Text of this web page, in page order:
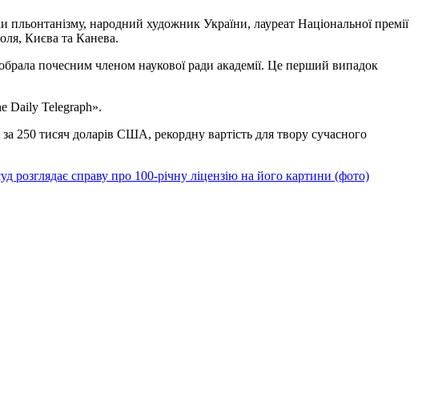
народний художник України, лауреат Національної премії
Києва та Канева.
почесним членом наукової ради академії. Це перший випадок
Daily Telegraph».
250 тисяч доларів США, рекордну вартість для твору сучасного
розглядає справу про 100-річну ліцензію на його картини (фото)